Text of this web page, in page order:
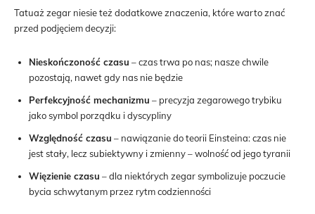
Tatuaż zegar niesie też dodatkowe znaczenia, które warto znać
przed podjęciem decyzji:
Nieskończoność czasu – czas trwa po nas; nasze chwile
pozostają, nawet gdy nas nie będzie
Perfekcyjność mechanizmu – precyzja zegarowego trybiku
jako symbol porządku i dyscypliny
Względność czasu – nawiązanie do teorii Einsteina: czas nie
jest stały, lecz subiektywny i zmienny – wolność od jego tyranii
Więzienie czasu – dla niektórych zegar symbolizuje poczucie
bycia schwytanym przez rytm codzienności